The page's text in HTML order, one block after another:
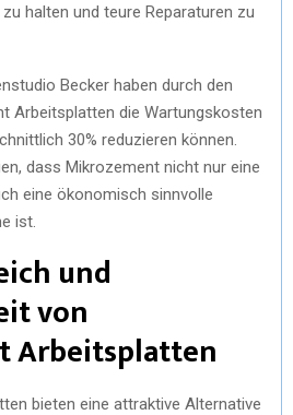
halten und teure Reparaturen zu
Becker haben durch den
Arbeitsplatten die Wartungskosten
30% reduzieren können.
dass Mikrozement nicht nur eine
eine ökonomisch sinnvolle
ist.
und
von
Arbeitsplatten
bieten eine attraktive Alternative